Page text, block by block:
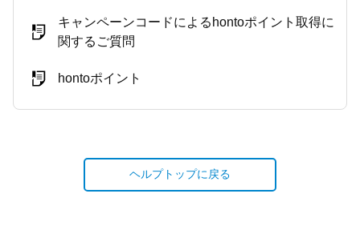
キャンペーンコードによるhontoポイント取得に
関するご質問
hontoポイント
ヘルプトップに戻る